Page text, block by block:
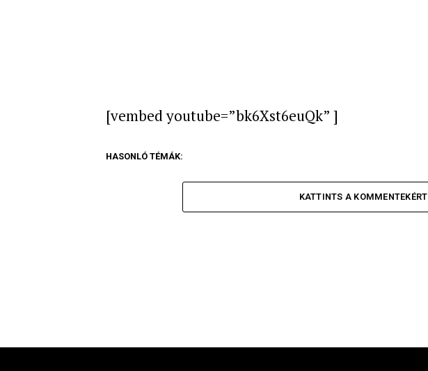
[vembed youtube=”bk6Xst6euQk” ]
HASONLÓ TÉMÁK:
KATTINTS A KOMMENTEKÉRT